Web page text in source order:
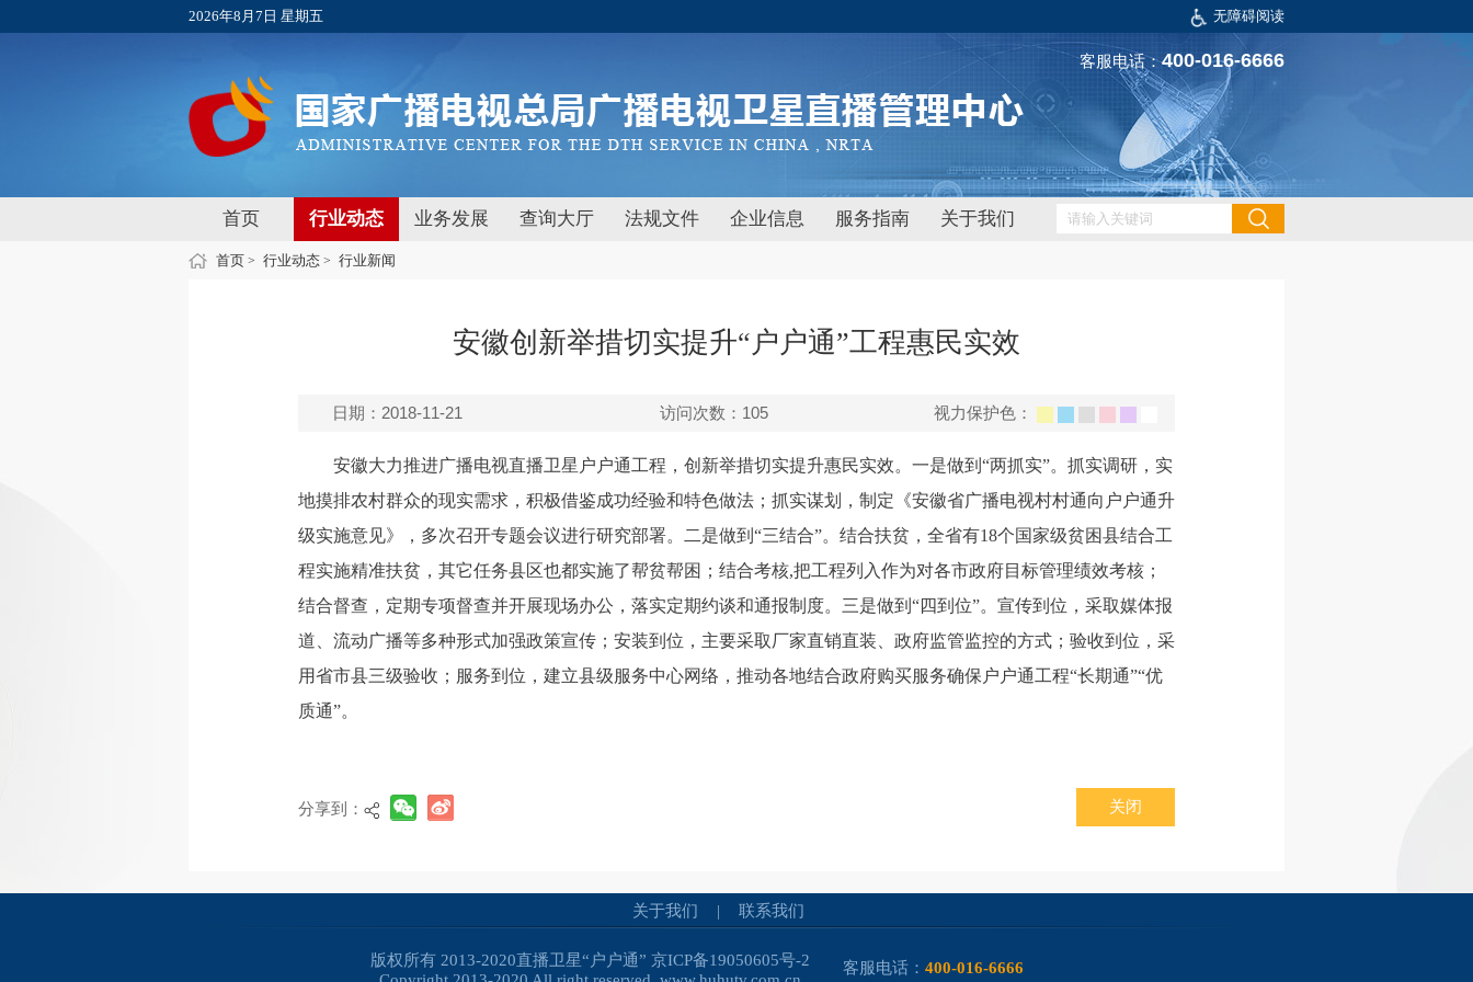
2026年8月7日 星期五 无障碍阅读
客服电话：400-016-6666
首页 行业动态 业务发展 查询大厅 法规文件 企业信息 服务指南 关于我们
首页 > 行业动态 > 行业新闻
安徽创新举措切实提升“户户通”工程惠民实效
日期：2018-11-21 访问次数： 105 视力保护色：
安徽大力推进广播电视直播卫星户户通工程，创新举措切实提升惠民实效。一是做到“两抓实”。抓实调研，实
地摸排农村群众的现实需求，积极借鉴成功经验和特色做法；抓实谋划，制定《安徽省广播电视村村通向户户通升
级实施意见》，多次召开专题会议进行研究部署。二是做到“三结合”。结合扶贫，全省有18个国家级贫困县结合工
程实施精准扶贫，其它任务县区也都实施了帮贫帮困；结合考核,把工程列入作为对各市政府目标管理绩效考核；
结合督查，定期专项督查并开展现场办公，落实定期约谈和通报制度。三是做到“四到位”。宣传到位，采取媒体报
道、流动广播等多种形式加强政策宣传；安装到位，主要采取厂家直销直装、政府监管监控的方式；验收到位，采
用省市县三级验收；服务到位，建立县级服务中心网络，推动各地结合政府购买服务确保户户通工程“长期通”“优
质通”。
分享到： 关闭
关于我们 | 联系我们
版权所有 2013-2020直播卫星“户户通” 京ICP备19050605号-2
客服电话： 400-016-6666